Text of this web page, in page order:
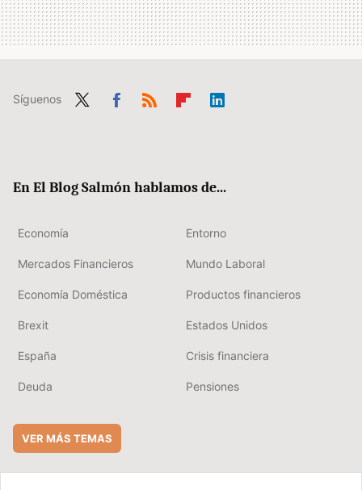
Síguenos
En El Blog Salmón hablamos de...
Economía Entorno
Mercados Financieros Mundo Laboral
Economía Doméstica Productos financieros
Brexit Estados Unidos
España Crisis financiera
Deuda Pensiones
VER MÁS TEMAS